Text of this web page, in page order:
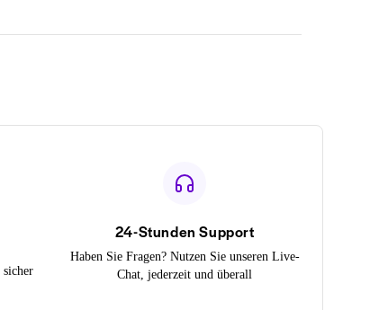
24-Stunden Support
Haben Sie Fragen? Nutzen Sie unseren Live-
Chat, jederzeit und überall